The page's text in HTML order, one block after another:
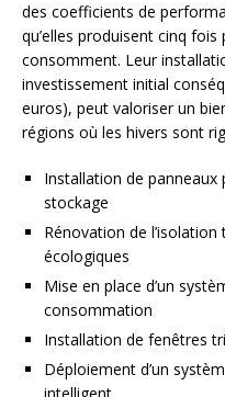
des coefficients de
qu’elles produisent cinq fois
consomment. Leur
investissement initial
euros), peut valoriser un
régions où les hivers sont
Installation de
stockage
Rénovation de
écologiques
Mise en place d’un
consommation
Installation de fenêtres
Déploiement d’un